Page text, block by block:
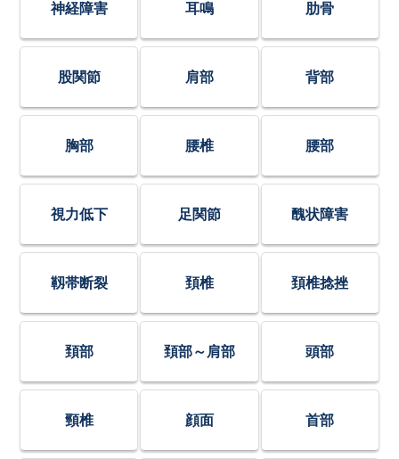
神経障害 耳鳴 肋骨
股関節 肩部 背部
胸部 腰椎 腰部
視力低下 足関節 醜状障害
靱帯断裂 頚椎 頚椎捻挫
頚部 頚部～肩部 頭部
頸椎 顔面 首部